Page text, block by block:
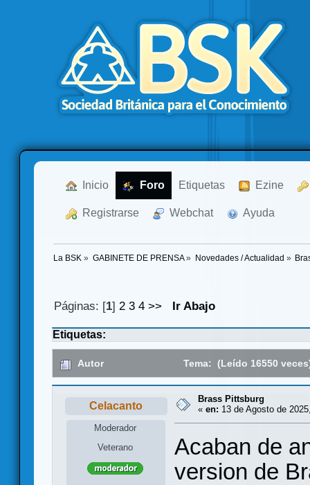
Inicio Foro Etiquetas Ezine
Registrarse Webchat Ayuda
La BSK » GABINETE DE PRENSA» Novedades / Actualidad »
Páginas: [1]2 3 4 >> Ir Abajo
Etiquetas:
Autor Tema: (Leído 16550
Celacanto
Moderador
Veterano
Brass Pittsburg
« en: 13 de Agosto de
Acaban de
version de